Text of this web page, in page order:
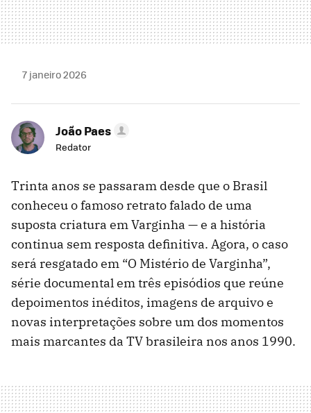
7 janeiro 2026
João Paes
Redator
Trinta anos se passaram desde que o Brasil
conheceu o famoso retrato falado de uma
suposta criatura em Varginha — e a história
continua sem resposta definitiva. Agora, o caso
será resgatado em “O Mistério de Varginha”,
série documental em três episódios que reúne
depoimentos inéditos, imagens de arquivo e
novas interpretações sobre um dos momentos
mais marcantes da TV brasileira nos anos 1990.